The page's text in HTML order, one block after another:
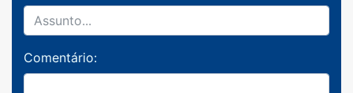
Comentário: